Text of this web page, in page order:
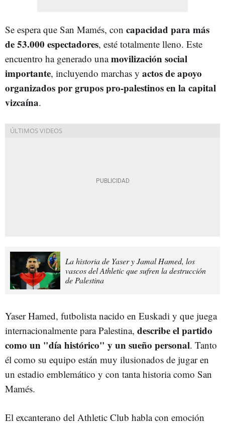
Se espera que San Mamés, con capacidad para más
de 53.000 espectadores, esté totalmente lleno. Este
encuentro ha generado unamovilización social
importante, incluyendo marchas y actos de apoyo
organizados por grupos pro-palestinos en la capital
vizcaína.
La historia de Yaser y Jamal Hamed, los
vascos del Athletic que sufren la destrucción
de Palestina
Yaser Hamed, futbolista nacido en Euskadi y que juega
internacionalmente para Palestina, describe el partido
como un "día histórico" y un sueño personal. Tanto
él como su equipo están muy ilusionados de jugar en
un estadio emblemático y con tanta historia como San
Mamés.
El excanterano del Athletic Club habla con emoción